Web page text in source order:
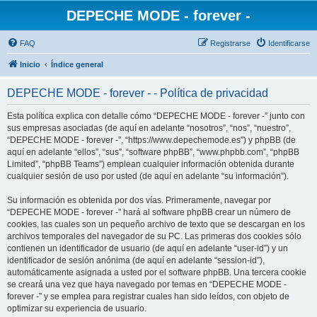
DEPECHE MODE - forever -
FAQ Identificarse
Registrarse
Inicio Índice general
DEPECHE MODE - forever - - Política de privacidad
Esta política explica con detalle cómo “DEPECHE MODE - forever -” junto con
sus empresas asociadas (de aquí en adelante “nosotros”, “nos”, “nuestro”,
“DEPECHE MODE - forever -”, “https://www.depechemode.es”) y phpBB (de
aquí en adelante “ellos”, “sus”, “software phpBB”, “www.phpbb.com”, “phpBB
Limited”, “phpBB Teams”) emplean cualquier información obtenida durante
cualquier sesión de uso por usted (de aquí en adelante “su información”).
Su información es obtenida por dos vías. Primeramente, navegar por
“DEPECHE MODE - forever -” hará al software phpBB crear un número de
cookies, las cuales son un pequeño archivo de texto que se descargan en los
archivos temporales del navegador de su PC. Las primeras dos cookies sólo
contienen un identificador de usuario (de aquí en adelante “user-id”) y un
identificador de sesión anónima (de aquí en adelante “session-id”),
automáticamente asignada a usted por el software phpBB. Una tercera cookie
se creará una vez que haya navegado por temas en “DEPECHE MODE -
forever -” y se emplea para registrar cuales han sido leídos, con objeto de
optimizar su experiencia de usuario.